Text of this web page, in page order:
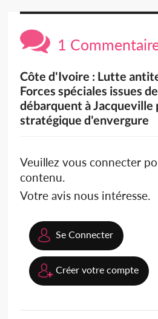
1
Côte d'Ivoire : Lutte
Forces spéciales issues
débarquent à Jacqueville
stratégique d'envergure
Veuillez vous connecter
contenu.
Votre avis nous intéresse.
Se Connecter
Créer votre compte